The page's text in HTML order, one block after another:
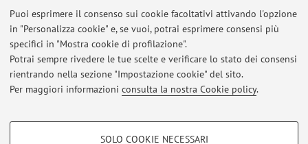
Puoi esprimere il consenso sui cookie facoltativi attivando l'opzione
in "Personalizza cookie" e, se vuoi, potrai esprimere consensi più
specifici in "Mostra cookie di profilazione".
Potrai sempre rivedere le tue scelte e verificare lo stato dei consensi
rientrando nella sezione "Impostazione cookie" del sito.
Per maggiori informazioni consulta la nostra Cookie policy.
COOKIE DI PROFILAZIONE - FACOLTATIVI
SOLO COOKIE NECESSARI
Ultimi avvisi
Al momento non sono presenti avvisi.